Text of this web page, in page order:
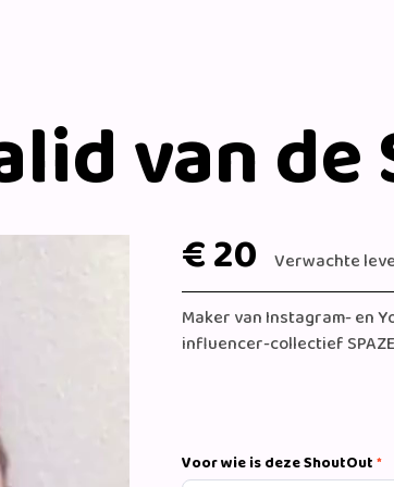
van de
€ 20 Verwachte
Maker van Instagram- en
influencer-collectief
Voor wie is deze ShoutOut*